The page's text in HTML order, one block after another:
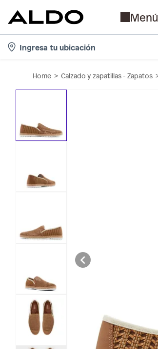
Menú
Ingresa tu ubicación
Home Calzado y zapatillas - Zapatos